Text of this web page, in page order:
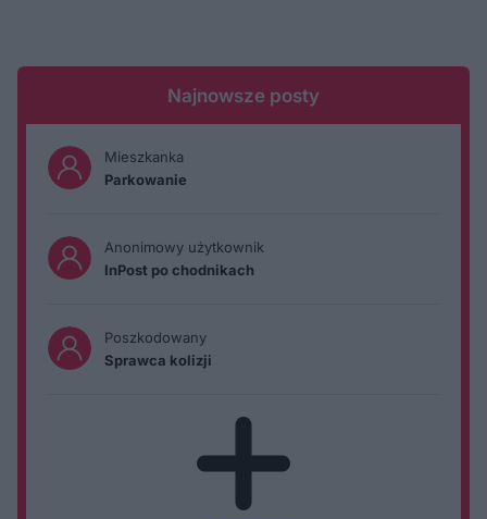
Najnowsze posty
Mieszkanka
Parkowanie
Anonimowy użytkownik
InPost po chodnikach
Poszkodowany
Sprawca kolizji